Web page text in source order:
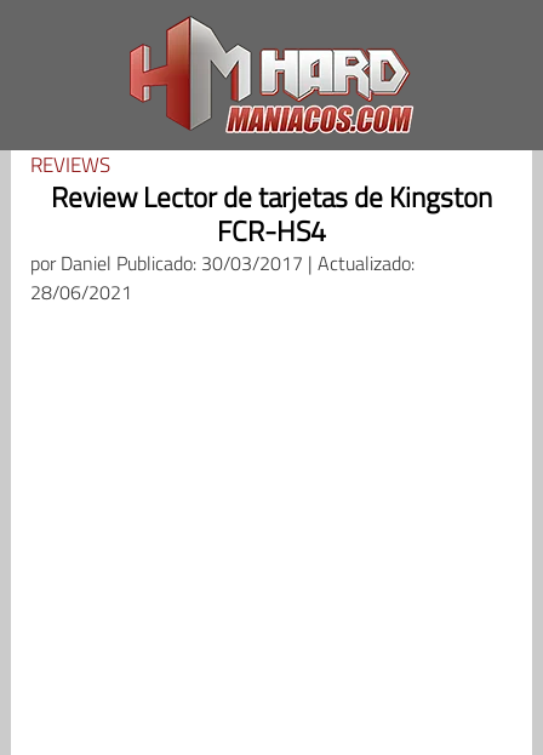
REVIEWS
Review Lector de tarjetas de Kingston
FCR-HS4
porDaniel Publicado: 30/03/2017 | Actualizado:
28/06/2021